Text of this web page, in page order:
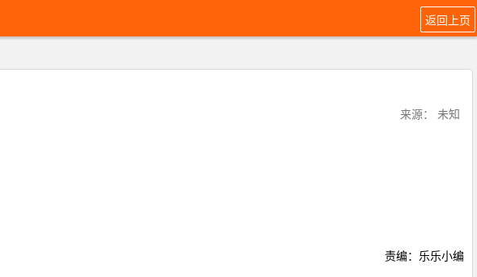
返回上页
来源： 未知
责编：乐乐小编